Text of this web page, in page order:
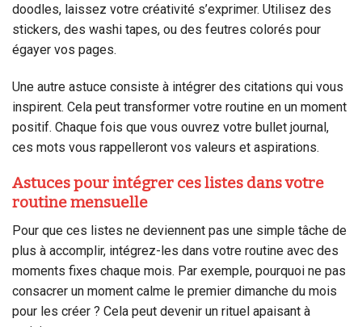
doodles, laissez votre créativité s’exprimer. Utilisez des
stickers, des washi tapes, ou des feutres colorés pour
égayer vos pages.
Une autre astuce consiste à intégrer des citations qui vous
inspirent. Cela peut transformer votre routine en un moment
positif. Chaque fois que vous ouvrez votre bullet journal,
ces mots vous rappelleront vos valeurs et aspirations.
Astuces pour intégrer ces listes dans votre
routine mensuelle
Pour que ces listes ne deviennent pas une simple tâche de
plus à accomplir, intégrez-les dans votre routine avec des
moments fixes chaque mois. Par exemple, pourquoi ne pas
consacrer un moment calme le premier dimanche du mois
pour les créer ? Cela peut devenir un rituel apaisant à